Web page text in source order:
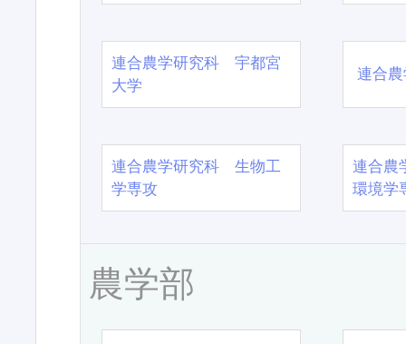
連合農学研究科 宇都宮
大学
連合
連合農学研究科 生物工
学専攻
連合農
環境学
農学部